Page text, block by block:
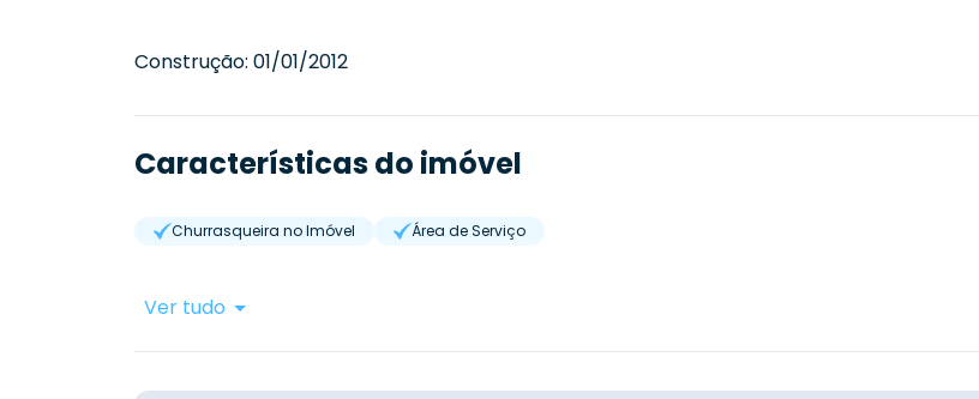
Construção: 01/01/2012
Características do imóvel
Churrasqueira no Imóvel Área de Serviço
Ver tudo